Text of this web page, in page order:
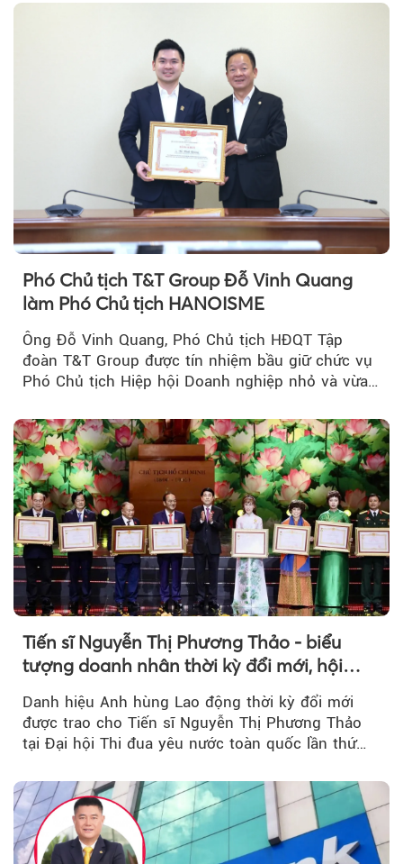
Phó Chủ tịch T&T Group Đỗ Vinh Quang
làm Phó Chủ tịch HANOISME
Ông Đỗ Vinh Quang, Phó Chủ tịch HĐQT Tập
đoàn T&T Group được tín nhiệm bầu giữ chức vụ
Phó Chủ tịch Hiệp hội Doanh nghiệp nhỏ và vừa
Tiến sĩ Nguyễn Thị Phương Thảo - biểu
tượng doanh nhân thời kỳ đổi mới, hội
Danh hiệu Anh hùng Lao động thời kỳ đổi mới
được trao cho Tiến sĩ Nguyễn Thị Phương Thảo
tại Đại hội Thi đua yêu nước toàn quốc lần thứ